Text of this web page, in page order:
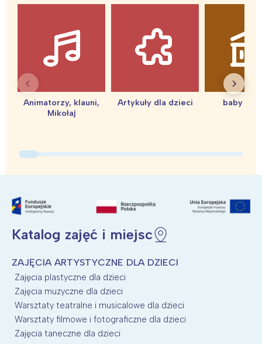
Animatorzy, klauni,
Mikołaj
Artykuły dla dzieci baby
Katalog zajęć i miejsc
ZAJĘCIA ARTYSTYCZNE DLA DZIECI
Zajęcia plastyczne dla dzieci
Zajęcia muzyczne dla dzieci
Warsztaty teatralne i musicalowe dla dzieci
Warsztaty filmowe i fotograficzne dla dzieci
Zajęcia taneczne dla dzieci